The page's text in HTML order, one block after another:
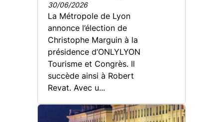
30/06/2026
La Métropole de Lyon
annonce l’élection de
Christophe Marguin à la
présidence d’ONLYLYON
Tourisme et Congrès. Il
succède ainsi à Robert
Revat. Avec u...